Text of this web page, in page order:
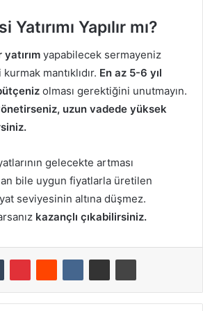
Yapılır mı?
yapabilecek sermayeniz
mantıklıdır. En az 5-6 yıl
olması gerektiğini unutmayın.
uzun vadede yüksek
gelecekte artması
bile uygun fiyatlarla üretilen
seviyesinin altına düşmez.
kazançlı çıkabilirsiniz.